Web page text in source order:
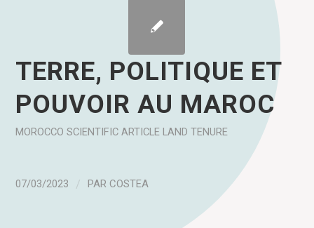
TERRE, POLITIQUE ET
POUVOIR AU MAROC
MOROCCO SCIENTIFIC ARTICLE LAND TENURE
07/03/2023 / PAR COSTEA